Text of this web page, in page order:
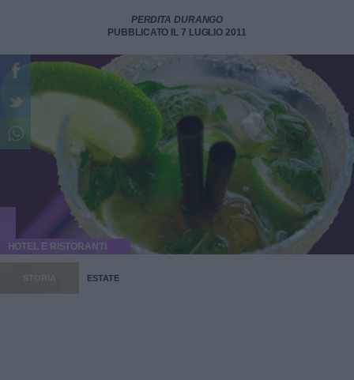
PERDITA DURANGO
PUBBLICATO IL 7 LUGLIO 2011
HOTEL E RISTORANTI
STORIA ESTATE